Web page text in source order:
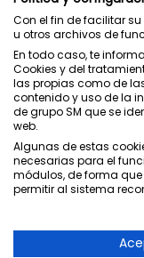
Con el fin de facilitar
u otros archivos de
En todo caso, te
Cookies y del
las propias como de
contenido y uso de la
de grupo SM que se
web.
Algunas de estas
necesarias para el
módulos, de forma
permitir al sistema